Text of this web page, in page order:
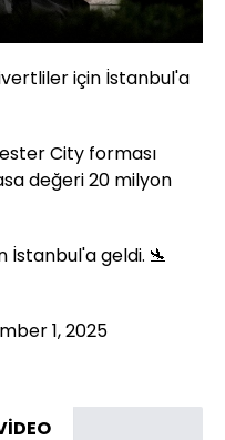
için İstanbul'a
City forması
değeri 20 milyon
geldi. 🛬
1, 2025